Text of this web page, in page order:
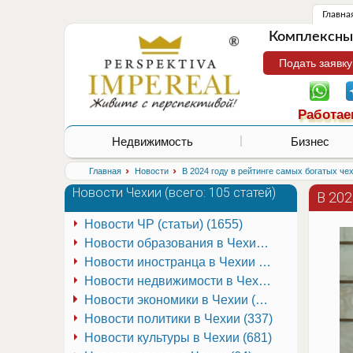
Подать
Недвижимость Бизнес
Главная › Новости › В 2024 году в рейтинге самых богатых
В
Новости Чехии (всего: 105 статей)
Новости иностранца в Чехии (223)
Новости культуры в Чехии (681)
Новости недвижимости в Чехии (337)
Новости образования в Чехии (251)
Новости политики в Чехии (337)
Новости ЧР (статьи) (1655)
Новости экономики в Чехии (941)